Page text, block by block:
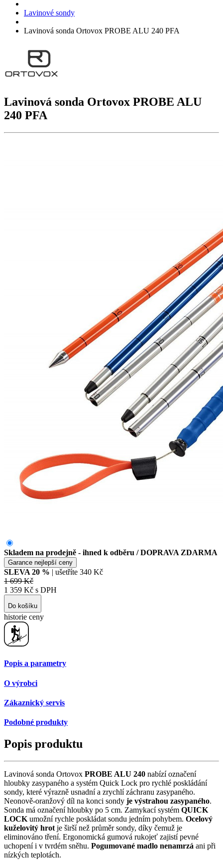
Lavinové sondy
Lavinová sonda Ortovox PROBE ALU 240 PFA
Lavinová sonda Ortovox PROBE ALU
240 PFA
Skladem na prodejně - ihned k odběru / DOPRAVA ZDARMA
Garance nejlepší ceny
SLEVA 20 % | ušetříte 340 Kč
1 699 Kč
1 359 Kč s DPH
Do košíku
historie ceny
Popis a parametry
O výrobci
Zákaznický servis
Podobné produkty
Popis produktu
Lavinová sonda Ortovox PROBE ALU 240 nabízí označení
hloubky zasypaného a systém Quick Lock pro rychlé poskládání
sondy, které výrazně usnadní a zrychlí záchranu zasypaného.
Neonově-oranžový díl na konci sondy je výstrahou zasypaného.
Sonda má označení hloubky po 5 cm. Zamykací systém QUICK
LOCK umožní rychle poskládat sondu jedním pohybem. Ocelový
kuželovitý hrot je širší než průměr sondy, díky čemuž je
eliminováno tření. Ergonomická gumová rukojeť zajistí pevné
uchopení i v tvrdém sněhu. Pogumované madlo nenamrzá ani při
nízkých teplotách.